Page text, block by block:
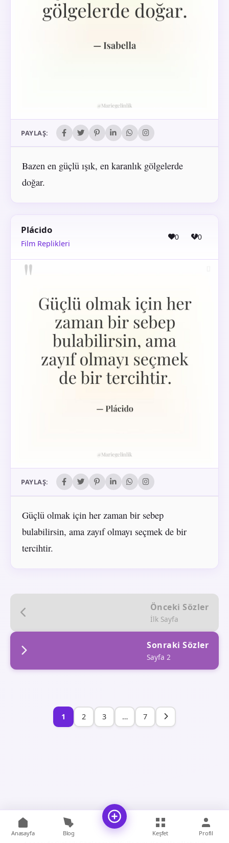
PAYLAŞ:
Bazen en güçlü ışık, en karanlık gölgelerde
doğar.
Plácido
Film Replikleri
0 0
PAYLAŞ:
Güçlü olmak için her zaman bir sebep
bulabilirsin, ama zayıf olmayı seçmek de bir
tercihtir.
Önceki Sözler
İlk Sayfa
Sonraki Sözler
Sayfa 2
1 2 3 … 7
Anasayfa Blog Keşfet Profil